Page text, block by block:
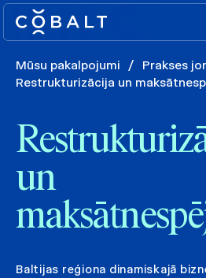
Mūsu pakalpojumi / Prakses
Restrukturizācija un
un
Baltijas reģiona dinamiskajā